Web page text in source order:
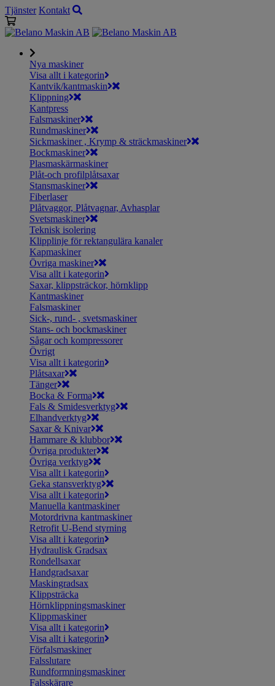
Tjänster Kontakt
Nya maskiner
Visa allt i kategorin
Kantvik/kantmaskin
Klippning
Kantpress
Falsmaskiner
Rundmaskiner
Sickmaskiner , Krymp & sträckmaskiner
Bockmaskiner
Plasmaskärmaskiner
Plåt-och profilplåtsaxar
Stansmaskiner
Fiberlaser
Plåtvaggor, Plåtvagnar, Avhasplar
Svetsmaskiner
Teknisk isolering
Klipplinje för rektangulära kanaler
Kapmaskiner
Övriga maskiner
Visa allt i kategorin
Saxar, klippsträckor, hörnklipp
Kantmaskiner
Falsmaskiner
Sick-, rund- , svetsmaskiner
Stans- och bockmaskiner
Sågar och kompressorer
Övrigt
Visa allt i kategorin
Plåtsaxar
Tänger
Bocka & Forma
Fals & Smidesverktyg
Elhandverktyg
Saxar & Knivar
Hammare & klubbor
Övriga produkter
Övriga verktyg
Visa allt i kategorin
Geka stansverktyg
Visa allt i kategorin
Manuella kantmaskiner
Motordrivna kantmaskiner
Retrofit U-Bend styrning
Visa allt i kategorin
Hydraulisk Gradsax
Rondellsaxar
Handgradsaxar
Maskingradsax
Klippsträcka
Hörnklippningsmaskiner
Klippmaskiner
Visa allt i kategorin
Visa allt i kategorin
Förfalsmaskiner
Falsslutare
Rundformningsmaskiner
Falsskärare